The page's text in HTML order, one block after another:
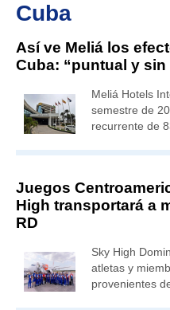
Cuba
Así ve Meliá los
Cuba: “puntual y
Meliá Hotels
semestre de
recurrente de
Juegos
High transportará a
RD
Sky High
atletas y
provenientes